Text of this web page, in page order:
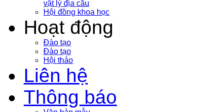
vật lý địa cầu
Hội đồng khoa học
Hoạt động
Đào tạo
Đào tạo
Hội thảo
Liên hệ
Thông báo